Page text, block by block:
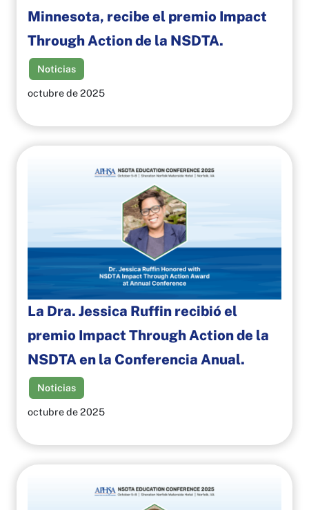
Minnesota, recibe el premio Impact
Through Action de la NSDTA.
Noticias
octubre de 2025
La Dra. Jessica Ruffin recibió el
premio Impact Through Action de la
NSDTA en la Conferencia Anual.
Noticias
octubre de 2025